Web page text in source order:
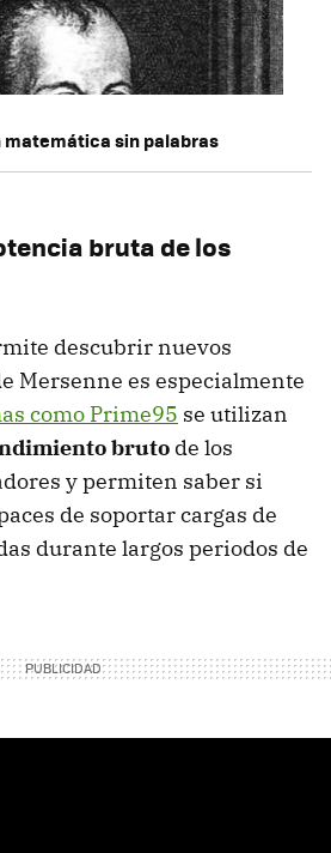
sin palabras
bruta de los
descubrir nuevos
Mersenne es especialmente
como Prime95 se utilizan
bruto de los
y permiten saber si
de soportar cargas de
durante largos periodos de